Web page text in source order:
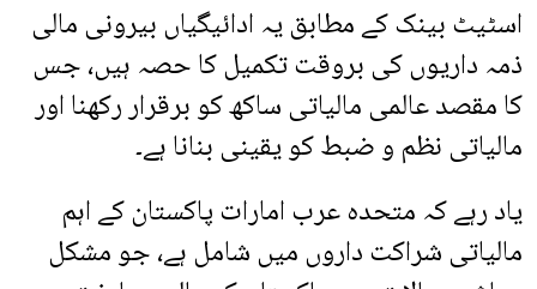
اسٹیٹ بینک کے مطابق یہ ادائیگیاں بیرونی مالی
ذمہ داریوں کی بروقت تکمیل کا حصہ ہیں، جس
کا مقصد عالمی مالیاتی ساکھ کو برقرار رکھنا اور
مالیاتی نظم و ضبط کو یقینی بنانا ہے۔
یاد رہے کہ متحدہ عرب امارات پاکستان کے اہم
مالیاتی شراکت داروں میں شامل ہے، جو مشکل